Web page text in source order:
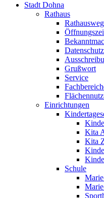
Stadt Dohna
Rathaus
Grußwort
Service
Einrichtungen
Kita
Kita
Schule